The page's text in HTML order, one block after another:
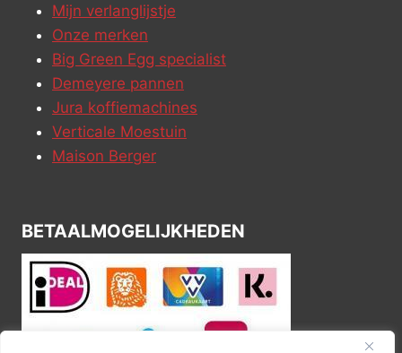
Mijn verlanglijstje
Onze merken
Big Green Egg specialist
Demeyere pannen
Jura koffiemachines
Verticale Moestuin
Maison Berger
BETAALMOGELIJKHEDEN